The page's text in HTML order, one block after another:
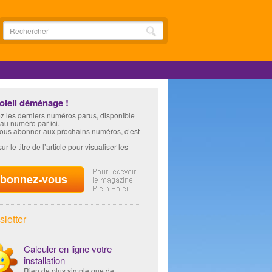
déménage !
les derniers numéros parus, disponible
numéro par ici.
abonner aux prochains numéros, c’est
le titre de l’article pour visualiser les
Calculer en ligne votre
installation